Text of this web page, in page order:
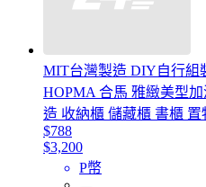
MIT台灣製造 DIY自行組
HOPMA 合馬 雅緻美型
造 收納櫃 儲藏櫃 書櫃 置
$788
$3,200
P幣